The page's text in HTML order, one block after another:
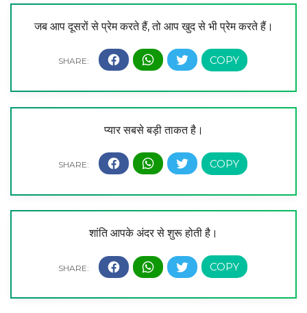
जब आप दूसरों से प्रेम करते हैं, तो आप खुद से भी प्रेम करते हैं।
प्यार सबसे बड़ी ताकत है।
शांति आपके अंदर से शुरू होती है।